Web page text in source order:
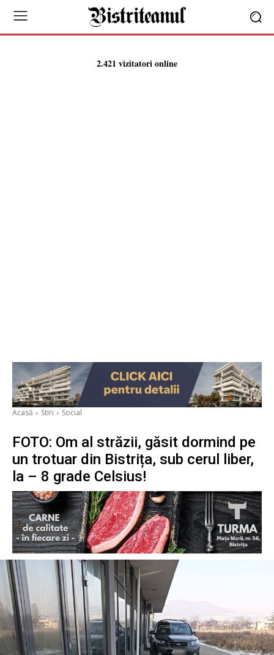
2.421 vizitatori online
Acasă Stiri Social
FOTO: Om al străzii, găsit dormind pe
un trotuar din Bistrița, sub cerul liber,
la – 8 grade Celsius!